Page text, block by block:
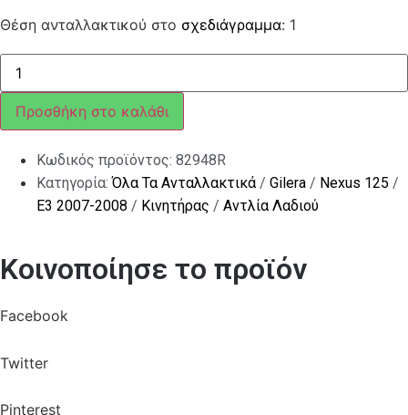
Θέση ανταλλακτικού στο σχεδιάγραμμα: 1
ΤΡΟΜΠΑ
ΛΑΔΙΟΥ
SCOOTER
125<>300
LEAD-
IGET
Προσθήκη στο καλάθι
Κωδικός προϊόντος: 82948R
Κατηγορία:Όλα Τα Ανταλλακτικά/ Gilera / Nexus 125 /
E3 2007-2008 / Κινητήρας / Αντλία Λαδιού
Κοινοποίησε το προϊόν
Facebook
Twitter
Pinterest